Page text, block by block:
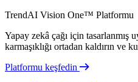
TrendAI Vision One™ Platformu
Yapay zekâ çağı için tasarlanmış
karmaşıklığı ortadan kaldırın ve
Platformu keşfedin